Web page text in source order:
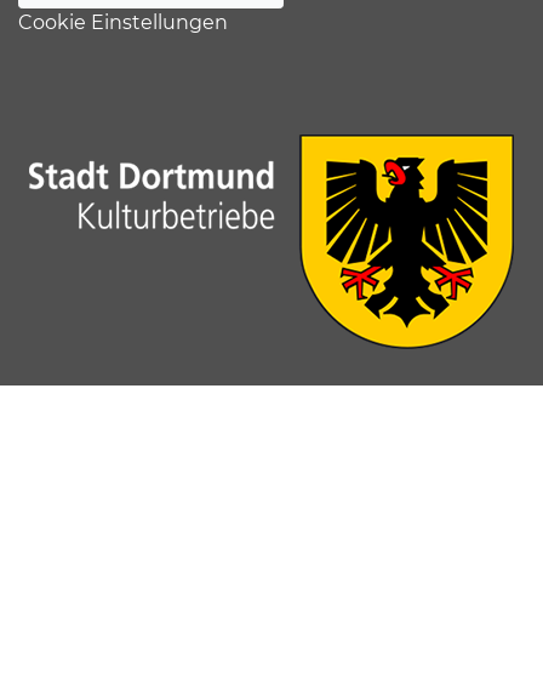
Cookie Einstellungen